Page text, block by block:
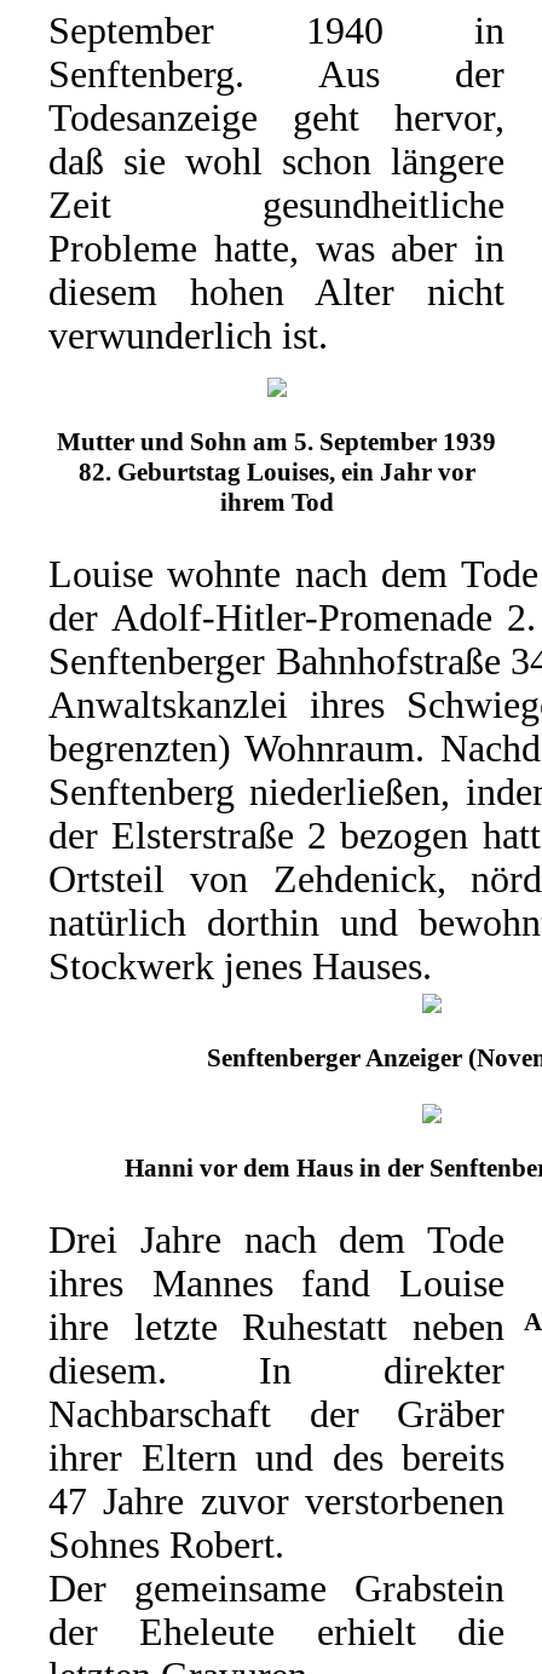
September 1940 in
Senftenberg. Aus der
Todesanzeige geht hervor,
daß sie wohl schon längere
Zeit gesundheitliche
Probleme hatte, was aber in
diesem hohen Alter nicht
verwunderlich ist.
Mutter und Sohn am 5. September 1939
82. Geburtstag Louises, ein Jahr vor
ihrem Tod
Louise wohnte nach dem
der Adolf-Hitler-Promenade
Senftenberger Bahnhofstraße
Anwaltskanzlei ihres
begrenzten) Wohnraum.
Senftenberg niederließen,
der Elsterstraße 2 bezogen
Ortsteil von Zehdenick,
natürlich dorthin und
Stockwerk jenes Hauses.
Senftenberger Anzeiger
Hanni vor dem Haus in der
Drei Jahre nach dem Tode
ihres Mannes fand Louise
ihre letzte Ruhestatt neben
diesem. In direkter
Nachbarschaft der Gräber
ihrer Eltern und des bereits
47 Jahre zuvor verstorbenen
Sohnes Robert.
Der gemeinsame Grabstein
der Eheleute erhielt die